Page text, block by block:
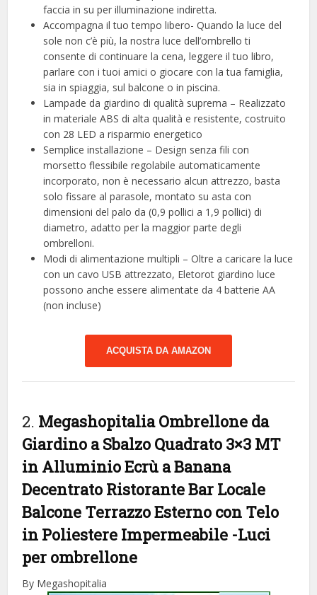
faccia in su per illuminazione indiretta.
Accompagna il tuo tempo libero- Quando la luce del
sole non c’è più, la nostra luce dell’ombrello ti
consente di continuare la cena, leggere il tuo libro,
parlare con i tuoi amici o giocare con la tua famiglia,
sia in spiaggia, sul balcone o in piscina.
Lampade da giardino di qualità suprema – Realizzato
in materiale ABS di alta qualità e resistente, costruito
con 28 LED a risparmio energetico
Semplice installazione – Design senza fili con
morsetto flessibile regolabile automaticamente
incorporato, non è necessario alcun attrezzo, basta
solo fissare al parasole, montato su asta con
dimensioni del palo da (0,9 pollici a 1,9 pollici) di
diametro, adatto per la maggior parte degli
ombrelloni.
Modi di alimentazione multipli – Oltre a caricare la luce
con un cavo USB attrezzato, Eletorot giardino luce
possono anche essere alimentate da 4 batterie AA
(non incluse)
ACQUISTA DA AMAZON
2. Megashopitalia Ombrellone da
Giardino a Sbalzo Quadrato 3×3 MT
in Alluminio Ecrù a Banana
Decentrato Ristorante Bar Locale
Balcone Terrazzo Esterno con Telo
in Poliestere Impermeabile -Luci
per ombrellone
By Megashopitalia